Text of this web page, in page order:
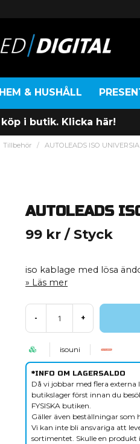
HEM & HUSHÅLL
i butik. Klicka här!
Tillbehör AUTOLEADS ISO
AUTOLEADS
99 kr / Styck
iso kablage med lösa
Läs mer
- +
isouni
*INFO OM LAGERSALDO
Då vi jobbar med flera
butikslager först innan du
FYSISKA butiken.
Gäller även beställningar som
Vi kan inte bli ansvariga att
sortimentet. Skulle en produkt